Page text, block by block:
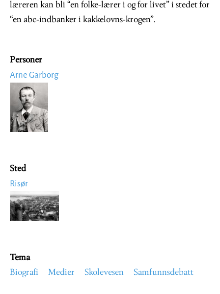
læreren kan bli “en folke-lærer i og for livet” i stedet for
“en abc-indbanker i kakkelovns-krogen”.
Personer
Arne Garborg
Image
Sted
Risør
Image
Tema
Biografi
Medier Skolevesen Samfunnsdebatt